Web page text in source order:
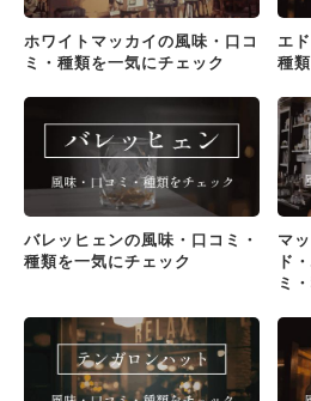
ホワイトマッカイの風味・口コ
ミ・種類を一気にチェック
エ
種
バレッヒェンの風味・口コミ・
種類を一気にチェック
マ
ド
ミ